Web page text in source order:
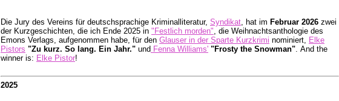
Die Jury des Vereins für deutschsprachige Kriminalliteratur, Syndikat, hat im Februar 2026 zwei
der Kurzgeschichten, die ich Ende 2025 in "Festlich morden", die Weihnachtsanthologie des
Emons Verlags, aufgenommen habe, für den Glauser in der Sparte Kurzkrimi nominiert, Elke
Pistors "Zu kurz. So lang. Ein Jahr." und Fenna Williams' "Frosty the Snowman". And the
winner is: Elke Pistor!
2025